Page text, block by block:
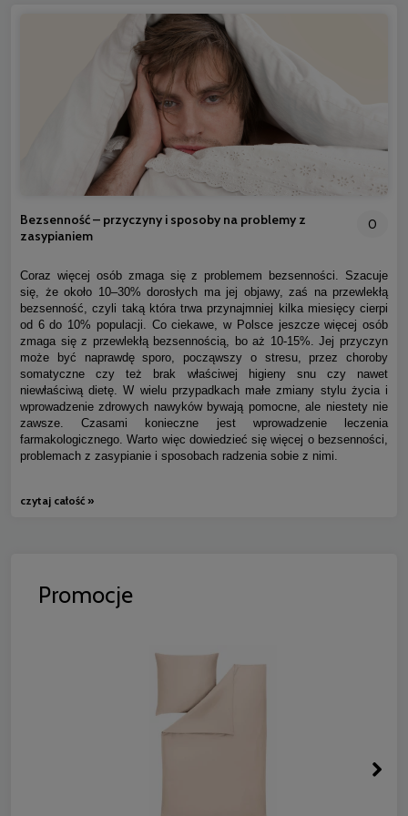
Bezsenność – przyczyny i sposoby na problemy z
zasypianiem
0
Coraz więcej osób zmaga się z problemem bezsenności. Szacuje
się, że około 10–30% dorosłych ma jej objawy, zaś na przewlekłą
bezsenność, czyli taką która trwa przynajmniej kilka miesięcy cierpi
od 6 do 10% populacji. Co ciekawe, w Polsce jeszcze więcej osób
zmaga się z przewlekłą bezsennością, bo aż 10-15%. Jej przyczyn
może być naprawdę sporo, począwszy o stresu, przez choroby
somatyczne czy też brak właściwej higieny snu czy nawet
niewłaściwą dietę. W wielu przypadkach małe zmiany stylu życia i
wprowadzenie zdrowych nawyków bywają pomocne, ale niestety nie
zawsze. Czasami konieczne jest wprowadzenie leczenia
farmakologicznego. Warto więc dowiedzieć się więcej o bezsenności,
problemach z zasypianie i sposobach radzenia sobie z nimi.
czytaj całość »
Promocje